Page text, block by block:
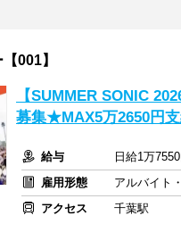
001】
【SUMMER SONIC
募集★MAX5万2650円
給与
日給1万
雇用形態
アルバイト
アクセス
千葉駅